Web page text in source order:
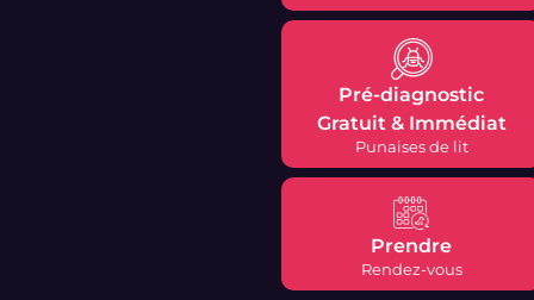
Pré-diagnostic
Gratuit & Immédiat
Punaises de lit
Prendre
Rendez-vous